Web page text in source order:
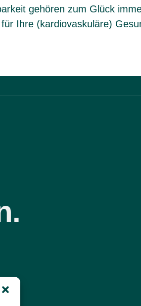
gehören zum Glück
Ihre (kardiovaskuläre)